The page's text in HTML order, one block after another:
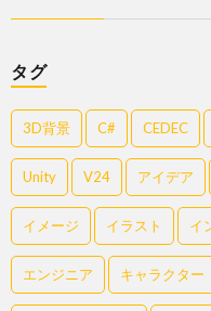
タグ
3D背景 C# CEDEC
Unity V24 アイデア
イメージ イラスト イ
エンジニア キャラクター